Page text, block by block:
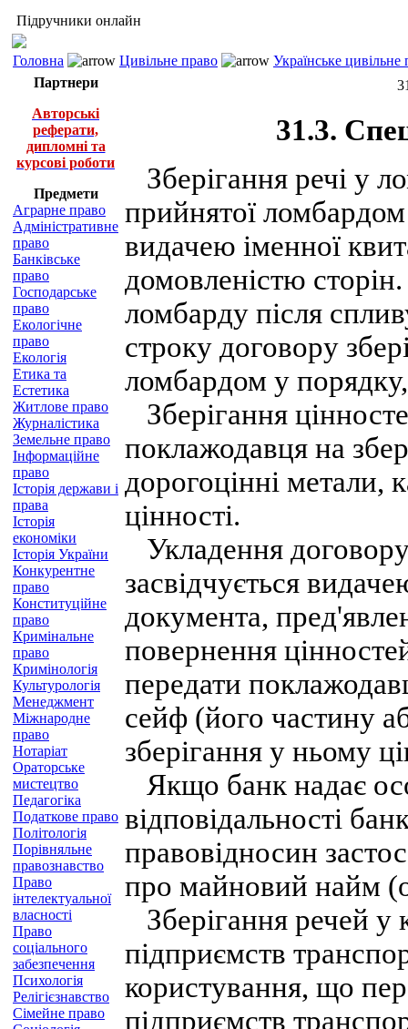
Підручники онлайн
Головна Цивільне право
Українське
Партнери
Авторські
реферати,
дипломні та
курсові роботи
Предмети
Аграрне право
Адміністративне
право
Банківське
право
Господарське
право
Екологічне
право
Екологія
Етика та
Естетика
Житлове право
Журналістика
Земельне право
Інформаційне
право
Історія держави і
права
Історія
економіки
Історія України
Конкурентне
право
Конституційне
право
Кримінальне
право
Кримінологія
Культурологія
Менеджмент
Міжнародне
право
Нотаріат
Ораторське
мистецтво
Педагогіка
Податкове право
Політологія
Порівняльне
правознавство
Право
інтелектуальної
власності
Право
соціального
забезпечення
Психологія
Релігієзнавство
Сімейне право
31.3.
Зберігання речі у
прийнятої
видачею іменної
домовленістю
ломбарду після
строку договору
ломбардом у
Зберігання
поклажодавця на
дорогоцінні метали,
цінності.
Укладення
засвідчується
документа,
повернення
передати
сейф (його частину
зберігання у ньому
Якщо банк надає
відповідальності
правовідносин
про майновий найм
Зберігання речей у
підприємств
користування, що
підприємств